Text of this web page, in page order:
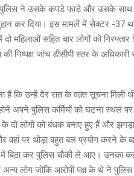
पुलिस ने उसके कपडे फाड़े और उसके साथ
कर दिया। इस मामलें में सेक्टर -37
महिलाओं सहित चार लोगों को
निष्पक्ष जांच डीसीपी स्तर के
हैं कि उन्हें देर रात के वक़्त सूचना मिली
अपने पुलिस कर्मियों को घटना स्थल
के दो लोगों को बंधक बनाए हुए हैं और
पर थोड़ा बहुत बल प्रयोग करने के
में बिठा कर पुलिस चौकी ले आए। उनका
लोग जोकि आरोपी पक्ष के थे ने